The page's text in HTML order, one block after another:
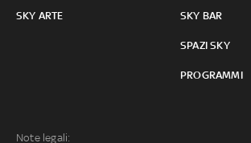
SKY ARTE SKY BAR
SPAZI SKY
PROGRAMMI
Note legali: